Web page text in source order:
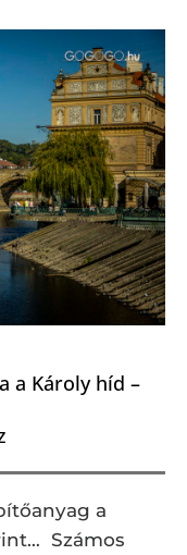
a Károly híd –
a
Számos